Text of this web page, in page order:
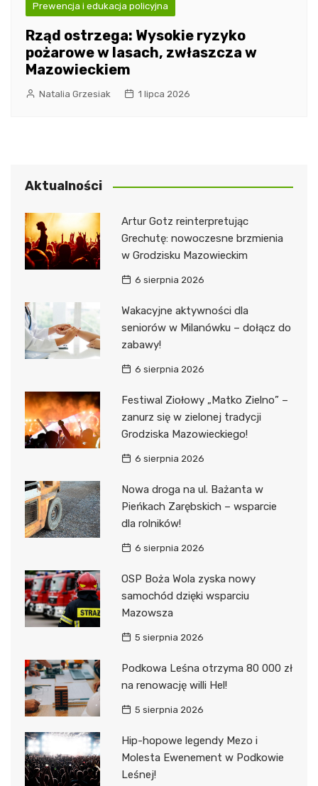
Prewencja i edukacja policyjna
Rząd ostrzega: Wysokie ryzyko
pożarowe w lasach, zwłaszcza w
Mazowieckiem
Natalia Grzesiak 1 lipca 2026
Aktualności
Artur Gotz reinterpretując
Grechutę: nowoczesne brzmienia
w Grodzisku Mazowieckim
6 sierpnia 2026
Wakacyjne aktywności dla
seniorów w Milanówku – dołącz do
zabawy!
6 sierpnia 2026
Festiwal Ziołowy „Matko Zielno” –
zanurz się w zielonej tradycji
Grodziska Mazowieckiego!
6 sierpnia 2026
Nowa droga na ul. Bażanta w
Pieńkach Zarębskich – wsparcie
dla rolników!
6 sierpnia 2026
OSP Boża Wola zyska nowy
samochód dzięki wsparciu
Mazowsza
5 sierpnia 2026
Podkowa Leśna otrzyma 80 000 zł
na renowację willi Hel!
5 sierpnia 2026
Hip-hopowe legendy Mezo i
Molesta Ewenement w Podkowie
Leśnej!